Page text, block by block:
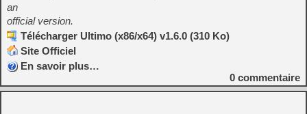
an
official version.
Télécharger Ultimo (x86/x64) v1.6.0 (310 Ko)
Site Officiel
En savoir plus…
0 commentaire